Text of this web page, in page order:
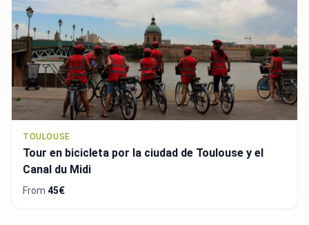
TOULOUSE
Tour en bicicleta por la ciudad de Toulouse y el
Canal du Midi
From 45€